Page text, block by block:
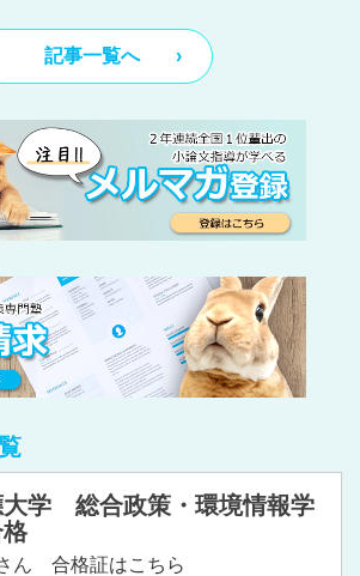
記事一覧へ
大学 総合政策・環境情報学
ん 合格証はこちら